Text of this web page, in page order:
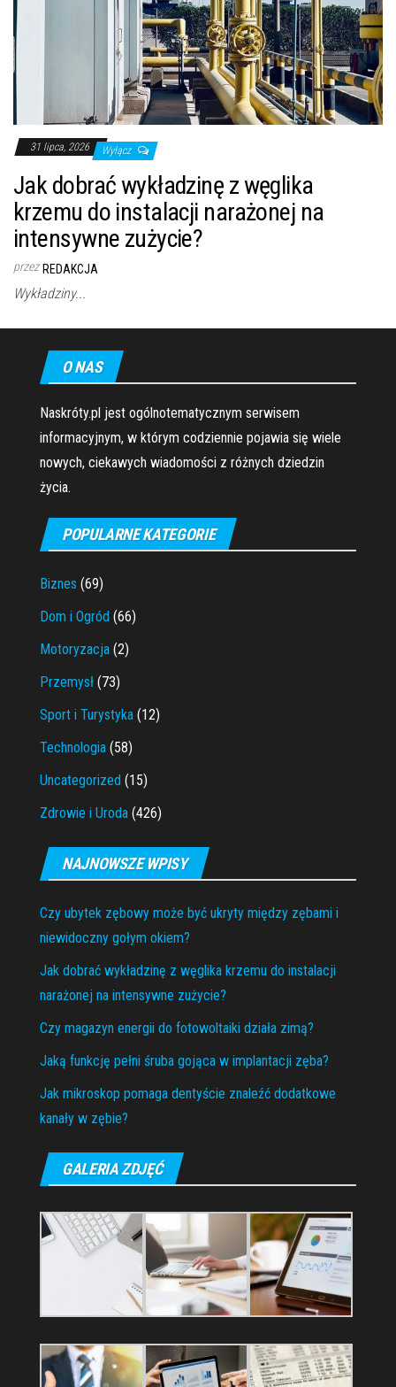
31 lipca, 2026 Wyłącz
Jak dobrać wykładzinę z węglika
krzemu do instalacji narażonej na
intensywne zużycie?
przez REDAKCJA
Wykładziny...
O NAS
Naskróty.pl jest ogólnotematycznym serwisem
informacyjnym, w którym codziennie pojawia się wiele
nowych, ciekawych wiadomości z różnych dziedzin
życia.
POPULARNE KATEGORIE
Biznes (69)
Dom i Ogród (66)
Motoryzacja (2)
Przemysł (73)
Sport i Turystyka (12)
Technologia (58)
Uncategorized (15)
Zdrowie i Uroda (426)
NAJNOWSZE WPISY
Czy ubytek zębowy może być ukryty między zębami i
niewidoczny gołym okiem?
Jak dobrać wykładzinę z węglika krzemu do instalacji
narażonej na intensywne zużycie?
Czy magazyn energii do fotowoltaiki działa zimą?
Jaką funkcję pełni śruba gojąca w implantacji zęba?
Jak mikroskop pomaga dentyście znaleźć dodatkowe
kanały w zębie?
GALERIA ZDJĘĆ